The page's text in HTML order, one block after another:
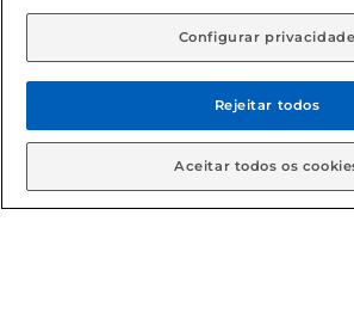
aviso prévio. O valor mínimo para as
© 2026 Copyright. Todos
reservados
Configurar privacidade
Rejeitar todos
Aceitar todos os